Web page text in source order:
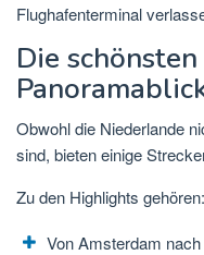
Flughafenterminal
Die
Obwohl die Niederlande
sind, bieten einige
Zu den Highlights gehören:
Von Amsterdam